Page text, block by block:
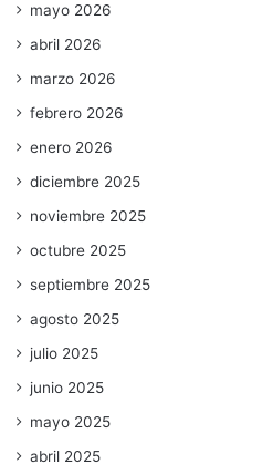
mayo 2026
abril 2026
marzo 2026
febrero 2026
enero 2026
diciembre 2025
noviembre 2025
octubre 2025
septiembre 2025
agosto 2025
julio 2025
junio 2025
mayo 2025
abril 2025